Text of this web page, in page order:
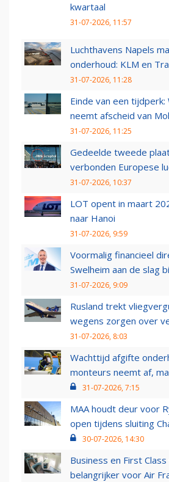
kwartaal
31-07-2026, 11:57
Luchthavens Napels
onderhoud: KLM en
31-07-2026, 11:28
Einde van een tijdperk:
neemt afscheid van
31-07-2026, 11:25
Gedeelde tweede
verbonden Europese
31-07-2026, 10:37
LOT opent in maart
naar Hanoi
31-07-2026, 9:59
Voormalig financieel
Swelheim aan de slag
31-07-2026, 9:09
Rusland trekt
wegens zorgen over
31-07-2026, 8:03
Wachttijd afgifte
monteurs neemt af,
31-07-2026, 7:15
MAA houdt deur voor
open tijdens sluiting
30-07-2026, 14:30
Business en First
belangrijker voor Air